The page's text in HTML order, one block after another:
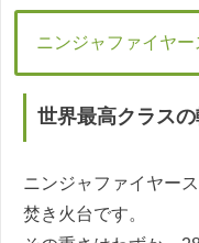
ニンジャファイヤ
世界最高クラス
ニンジャファイヤー
焚き火台です。